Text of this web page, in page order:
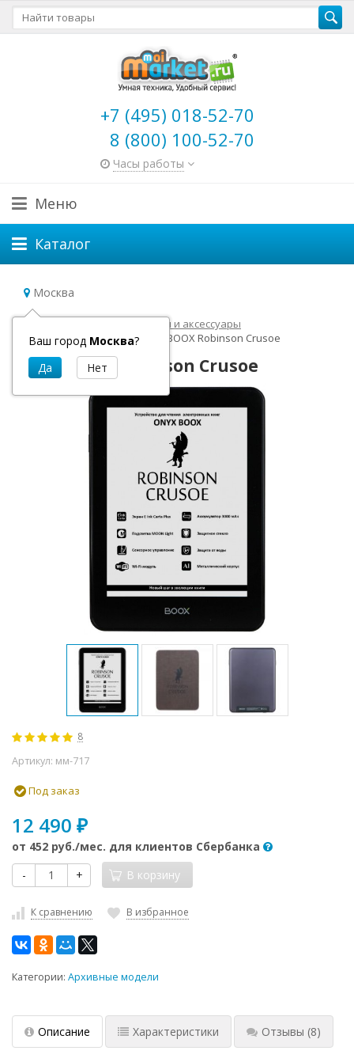
+7 (495) 018-52-70
8 (800) 100-52-70
Часы работы
Меню
Каталог
Москва
Ваш город Москва?
Главная
Электронные книги и аксессуары
Архивные модели
ONYX BOOX Robinson Crusoe
ONYX BOOX Robinson Crusoe
8
Артикул: мм-717
Под заказ
12 490 ₽
от 452 руб./мес. для клиентов Сбербанка
-
+ В корзину
К сравнению В избранное
Категории: Архивные модели
Описание Характеристики Отзывы (8)